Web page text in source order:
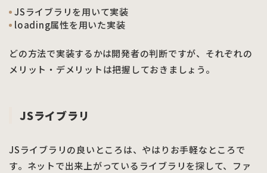
JSライブラリを用いて実装
loading属性を用いた実装
どの方法で実装するかは開発者の判断ですが、それぞれの
メリット・デメリットは把握しておきましょう。
JSライブラリ
JSライブラリの良いところは、やはりお手軽なところで
す。ネットで出来上がっているライブラリを探して、ファ